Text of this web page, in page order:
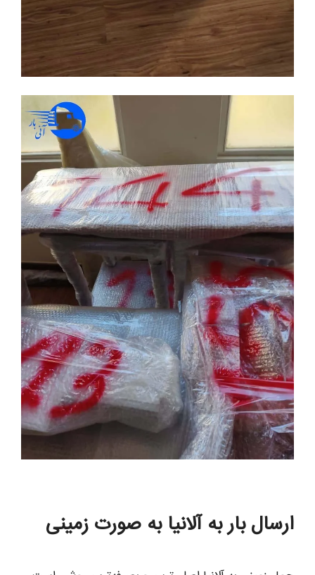
ارسال بار به آلانیا به صورت زمینی